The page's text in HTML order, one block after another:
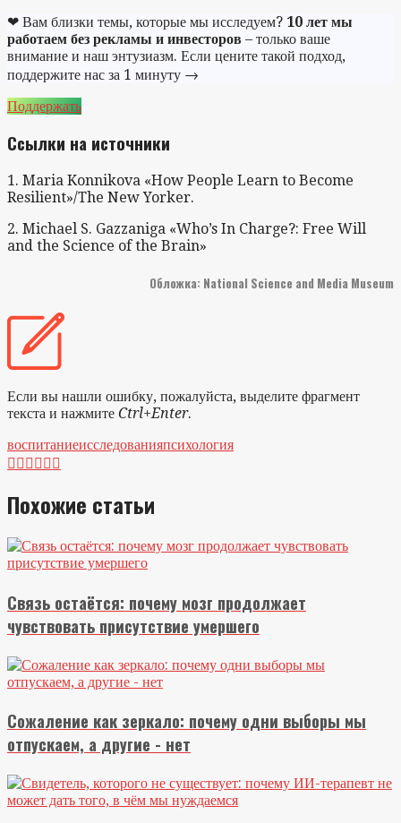
❤ Вам близки темы, которые мы исследуем? 10 лет мы
работаем без рекламы и инвесторов – только ваше
внимание и наш энтузиазм. Если цените такой подход,
поддержите нас за 1 минуту →
Поддержать
Ссылки на источники
1. Maria Konnikova «How People Learn to Become
Resilient»/The New Yorker.
2. Michael S. Gazzaniga «Who’s In Charge?: Free Will
and the Science of the Brain»
Обложка: National Science and Media Museum
Если вы нашли ошибку, пожалуйста, выделите фрагмент
текста и нажмите Ctrl+Enter.
воспитаниеисследованияпсихология

Похожие статьи
Связь остаётся: почему мозг продолжает
чувствовать присутствие умершего
Сожаление как зеркало: почему одни выборы мы
отпускаем, а другие - нет